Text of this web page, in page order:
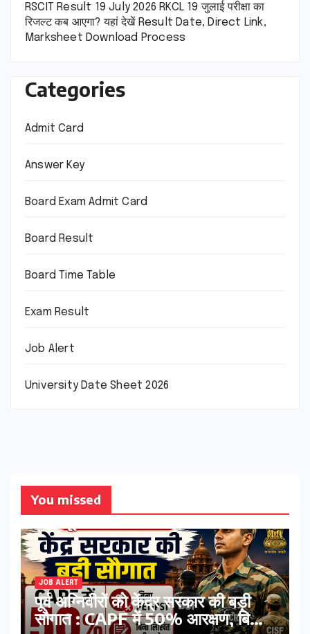
RSCIT Result 19 July 2026 RKCL 19 जुलाई परीक्षा का
रिजल्ट कब आएगा? यहां देखें Result Date, Direct Link,
Marksheet Download Process
Categories
Admit Card
Answer Key
Board Exam Admit Card
Board Result
Board Time Table
Exam Result
Job Alert
University Date Sheet 2026
You missed
JOB ALERT
पूर्व अग्निवीरों को केंद्र सरकार की बड़ी
सौगात : CAPF में 50% आरक्षण, बिना